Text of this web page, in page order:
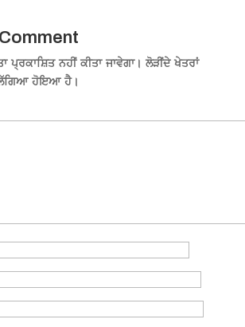
ਪ੍ਰਕਾਸ਼ਿਤ ਨਹੀਂ ਕੀਤਾ ਜਾਵੇਗਾ। ਲੋੜੀਂਦੇ ਖੇਤਰਾਂ
ਲੱਗਿਆ ਹੋਇਆ ਹੈ।